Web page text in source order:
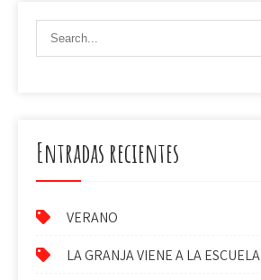
Entradas recientes
VERANO
LA GRANJA VIENE A LA ESCUELA